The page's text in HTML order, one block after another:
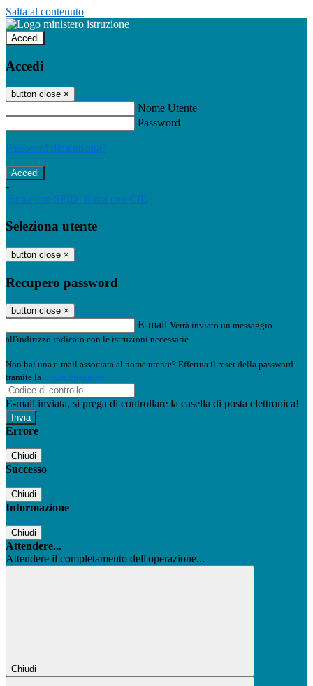
Salta al contenuto
Accedi
Accedi
button close ×
Nome Utente
Password
Password dimenticata?
-
Entra con SPID Entra con CIE
Seleziona utente
button close ×
Recupero password
button close ×
E-mail Verrà inviato un messaggio
all'indirizzo indicato con le istruzioni necessarie.
Non hai una e-mail associata al nome utente? Effettua il reset della password
tramite la Login Spaggiari
E-mail inviata, si prega di controllare la casella di posta elettronica!
Errore
Chiudi
Successo
Chiudi
Informazione
Chiudi
Attendere...
Attendere il completamento dell'operazione...
Chiudi